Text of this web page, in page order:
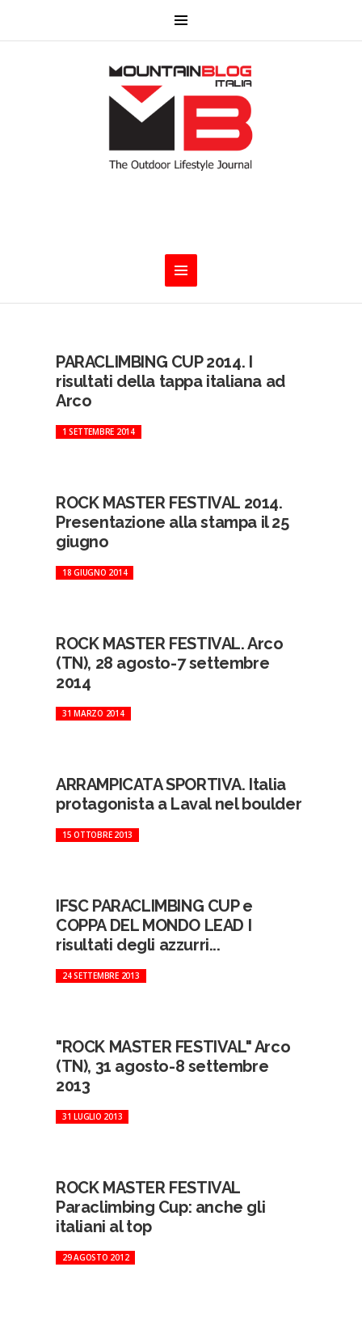
PARACLIMBING CUP 2014. I
risultati della tappa italiana ad
Arco
1 SETTEMBRE 2014
ROCK MASTER FESTIVAL 2014.
Presentazione alla stampa il 25
giugno
18 GIUGNO 2014
ROCK MASTER FESTIVAL. Arco
(TN), 28 agosto-7 settembre
2014
31 MARZO 2014
ARRAMPICATA SPORTIVA. Italia
protagonista a Laval nel boulder
15 OTTOBRE 2013
IFSC PARACLIMBING CUP e
COPPA DEL MONDO LEAD I
risultati degli azzurri...
24 SETTEMBRE 2013
"ROCK MASTER FESTIVAL" Arco
(TN), 31 agosto-8 settembre
2013
31 LUGLIO 2013
ROCK MASTER FESTIVAL
Paraclimbing Cup: anche gli
italiani al top
29 AGOSTO 2012